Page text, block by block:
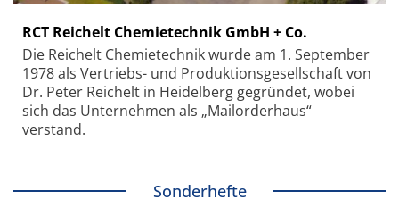
RCT Reichelt Chemietechnik GmbH + Co.
Die Reichelt Chemietechnik wurde am 1. September
1978 als Vertriebs- und Produktionsgesellschaft von
Dr. Peter Reichelt in Heidelberg gegründet, wobei
sich das Unternehmen als „Mailorderhaus“
verstand.
Sonderhefte